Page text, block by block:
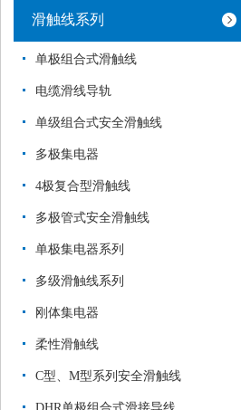
滑触线系列
单极组合式滑触线
电缆滑线导轨
单级组合式安全滑触线
多极集电器
4极复合型滑触线
多极管式安全滑触线
单极集电器系列
多级滑触线系列
刚体集电器
柔性滑触线
C型、M型系列安全滑触线